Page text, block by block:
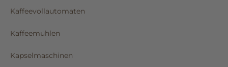
Kaffeevollautomaten
Kaffeemühlen
Kapselmaschinen